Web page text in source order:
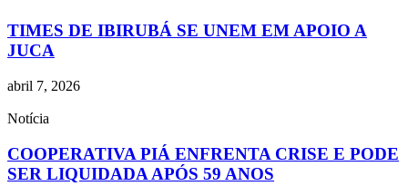
TIMES DE IBIRUBÁ SE UNEM EM APOIO A
JUCA
abril 7, 2026
Notícia
COOPERATIVA PIÁ ENFRENTA CRISE E PODE
SER LIQUIDADA APÓS 59 ANOS